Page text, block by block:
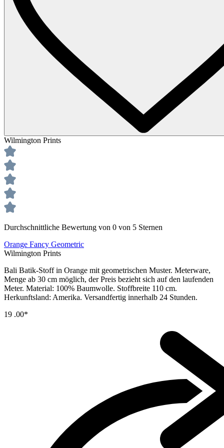
Wilmington Prints
Durchschnittliche Bewertung von 0 von 5 Sternen
Orange Fancy Geometric
Wilmington Prints
Bali Batik-Stoff in Orange mit geometrischen Muster. Meterware,
Menge ab 30 cm möglich, der Preis bezieht sich auf den laufenden
Meter. Material: 100% Baumwolle. Stoffbreite 110 cm.
Herkunftsland: Amerika. Versandfertig innerhalb 24 Stunden.
19 .00*